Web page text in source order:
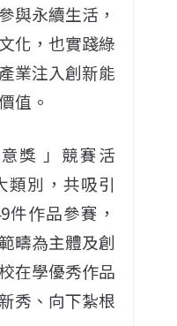
與永續生活，
化，也實踐綠
業注入創新能
值。
獎 」競賽活
類別，共吸引
件作品參賽，
疇為主體及創
在學優秀作品
秀、向下紮根